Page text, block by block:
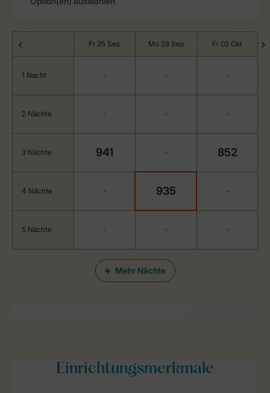
Mehr Nächte
Fr 25 Sep Mo 28 Sep Fr 02 Okt
1 Nacht - - -
2 Nächte - - -
3 Nächte 941 - 852
4 Nächte - 935 -
5 Nächte - - -
Einrichtungsmerkmale